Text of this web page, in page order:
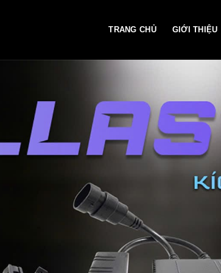
TRANG CHỦ GIỚI THIỆU